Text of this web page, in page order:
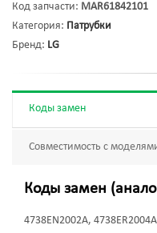
Код запчасти: MAR61842101
Категория: Патрубки
Бренд: LG
Коды замен
Совместимость с
Коды замен
4738EN2002A,